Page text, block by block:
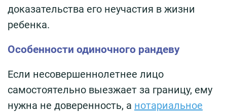
доказательства его неучастия в жизни
ребенка.
Особенности одиночного рандеву
Если несовершеннолетнее лицо
самостоятельно выезжает за границу, ему
нужна не доверенность, а нотариальное